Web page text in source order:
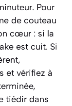
Pour
de couteau
cœur : si la
est cuit. Si
et vérifiez à
tiédir dans